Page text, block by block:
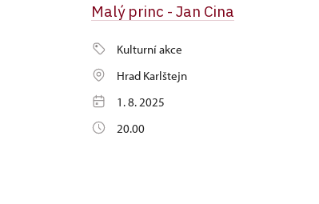
Malý princ - Jan Cina
Kulturní akce
Hrad Karlštejn
1. 8. 2025
20.00